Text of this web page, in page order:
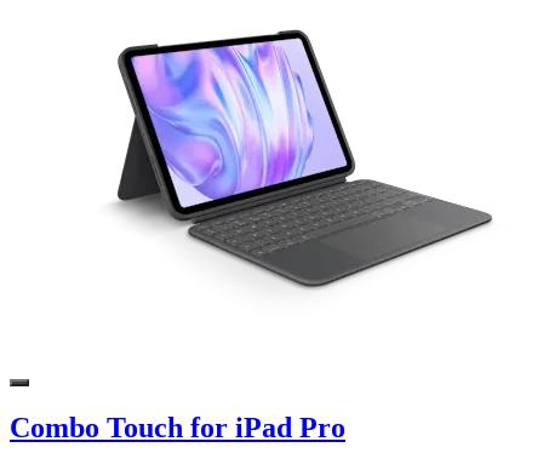
Combo Touch for iPad Pro